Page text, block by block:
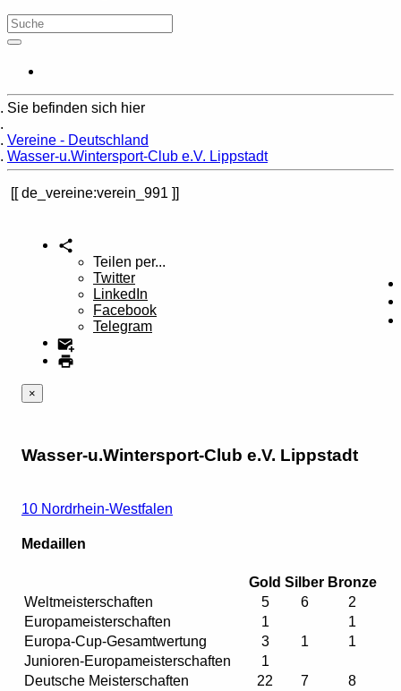
Sie befinden sich hier
Vereine - Deutschland
Wasser-u.Wintersport-Club e.V. Lippstadt
de_vereine:verein_991
Teilen per...
Twitter
LinkedIn
Facebook
Telegram
×
Wasser-u.Wintersport-Club e.V. Lippstadt
10 Nordrhein-Westfalen
Medaillen
Gold Silber Bronze
Weltmeisterschaften
5 6
2
Europameisterschaften
1
1
Europa-Cup-Gesamtwertung
3 1
1
Junioren-Europameisterschaften
1
Deutsche Meisterschaften
22 7
8